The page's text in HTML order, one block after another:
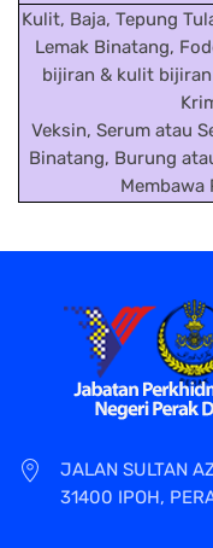
Kulit, Baja, Tepung
Lemak Binatang,
bijiran & kulit
Veksin, Serum atau
Binatang, Burung
Membawa
JALAN SULTAN
31400 IPOH,